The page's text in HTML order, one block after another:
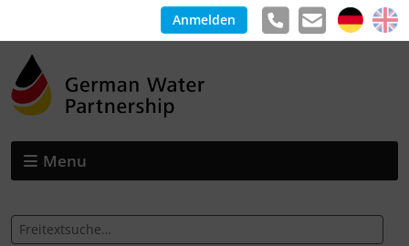
Anmelden
Menu